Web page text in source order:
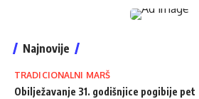
Najnovije
TRADICIONALNI MARŠ
Obilježavanje 31. godišnjice pogibije pet